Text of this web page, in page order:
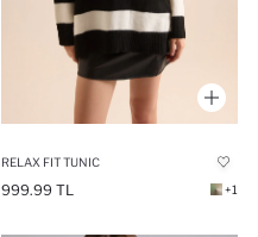
RELAX FIT TUNIC
999.99 TL +1